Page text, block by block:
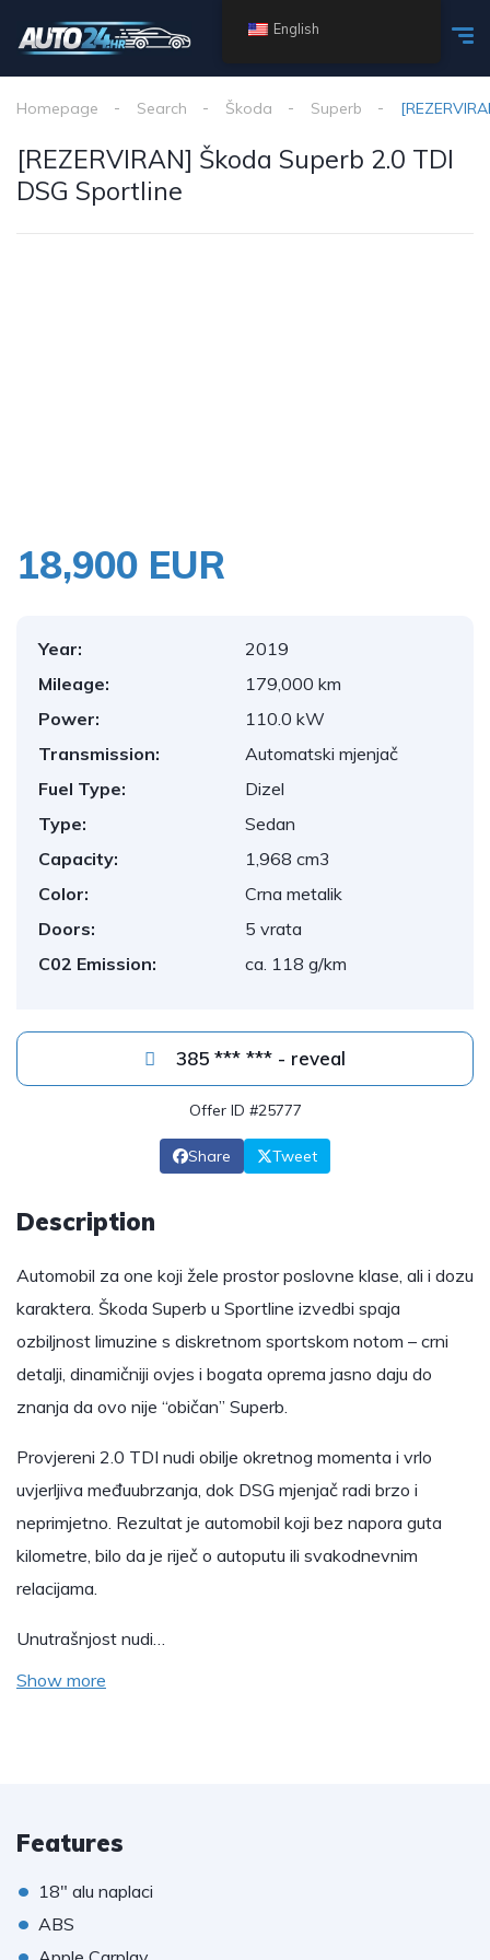
Homepage Search Škoda Superb
[REZERVIRAN] Škoda Superb 2.0 TDI
DSG Sportline
18,900 EUR
Year:
2019
Mileage:
179,000 km
Power:
110.0 kW
Transmission:
Automatski mjenjač
Fuel Type:
Dizel
Type:
Sedan
Capacity:
1,968 cm3
Color:
Crna metalik
Doors:
5 vrata
C02 Emission:
ca. 118 g/km
385 *** *** - reveal
Offer ID #25777
Share Tweet
Description
Automobil za one koji žele prostor poslovne klase, ali i dozu
karaktera. Škoda Superb u Sportline izvedbi spaja
ozbiljnost limuzine s diskretnom sportskom notom – crni
detalji, dinamičniji ovjes i bogata oprema jasno daju do
znanja da ovo nije “običan” Superb.
Provjereni 2.0 TDI nudi obilje okretnog momenta i vrlo
uvjerljiva međuubrzanja, dok DSG mjenjač radi brzo i
neprimjetno. Rezultat je automobil koji bez napora guta
kilometre, bilo da je riječ o autoputu ili svakodnevnim
relacijama.
Unutrašnjost nudi…
Show more
Features
• 18" alu naplaci
• ABS
English